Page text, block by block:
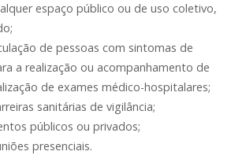
espaço público ou de uso coletivo,
de pessoas com sintomas de
a realização ou acompanhamento de
de exames médico-hospitalares;
sanitárias de vigilância;
públicos ou privados;
presenciais.